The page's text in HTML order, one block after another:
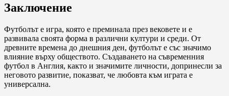
Заключение
Футболът е игра, която е преминала през вековете и е
развивала своята форма в различни култури и среди. От
древните времена до днешния ден, футболът е със значимо
влияние върху обществото. Създаването на съвременния
футбол в Англия, както и значимите личности, допринесли за
неговото развитие, показват, че любовта към играта е
универсална.